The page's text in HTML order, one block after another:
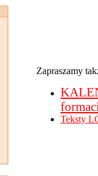
Zapraszamy
Teksty